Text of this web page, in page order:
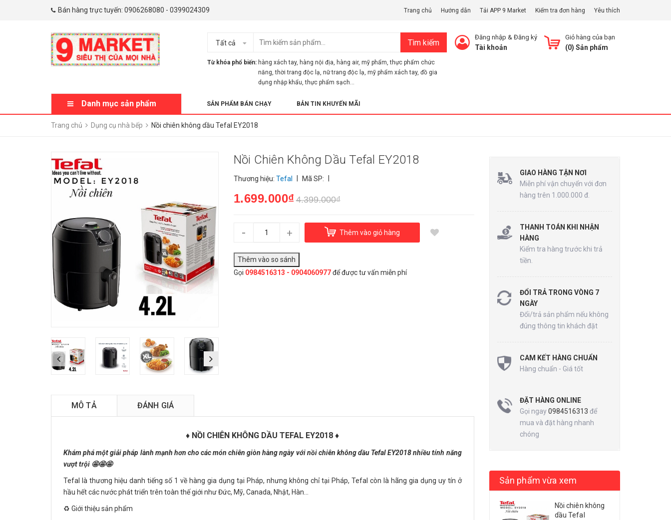
Bán hàng trực tuyến: 0906268080 - 0399024309 Trang chủ Hướng dẫn Tải APP 9 Market Kiểm tra đơn hàng Yêu thích
Tất cả Tìm kiếm
Từ khóa phổ biến: hàng xách tay, hàng nội địa, hàng air, mỹ phẩm,thực phẩm chức
năng,thời trang độc lạ, nữ trang độc lạ, mỹ phẩm xách tay, đồ gia
dụng nhập khẩu,thực phẩm sạch...
Giỏ hàng của bạn
(0) Sản phẩm
Đăng nhập & Đăng ký
Tài khoản
Danh mục sản phẩm SẢN PHẨM BÁN CHẠY BẢN TIN KHUYẾN MÃI
Trang chủ Dụng cụ nhà bếp Nồi chiên không dầu Tefal EY2018
Nồi Chiên Không Dầu Tefal EY2018
Thương hiệu: Tefal Mã SP:
1.699.000₫4.399.000₫
- + Thêm vào giỏ hàng
Gọi 0984516313 - 0904060977để được tư vấn miễn phí
MÔ TẢ ĐÁNH GIÁ
♦️ NỒI CHIÊN KHÔNG DẦU TEFAL EY2018 ♦️
Khám phá một giải pháp lành mạnh hơn cho các món chiên giòn hàng ngày với nồi chiên không dầu Tefal EY2018 nhiều tính năng
vượt trội 🤩🤩🤩
Tefal là thương hiệu danh tiếng số 1 về hàng gia dụng tại Pháp, nhưng không chỉ tại Pháp, Tefal còn là hãng gia dụng uy tín ở
hầu hết các nước phát triển trên toàn thế giới như Đức, Mỹ, Canada, Nhật, Hàn…
♻️ Giới thiệu sản phẩm
GIAO HÀNG TẬN NƠI
Miễn phí vận chuyển với đơn
hàng trên 1.000.000 đ.
THANH TOÁN KHI NHẬN
HÀNG
Kiểm tra hàng trước khi trả
tiền.
ĐỔI TRẢ TRONG VÒNG 7
NGÀY
Đổi/trả sản phẩm nếu không
đúng thông tin khách đặt
CAM KẾT HÀNG CHUẨN
Hàng chuẩn - Giá tốt
ĐẶT HÀNG ONLINE
Gọi ngay0984516313 để
mua và đặt hàng nhanh
chóng
Sản phẩm vừa xem
Nồi chiên không
dầu Tefal
Nồi chiên không dầu Tefal EY2018
1.699.000₫